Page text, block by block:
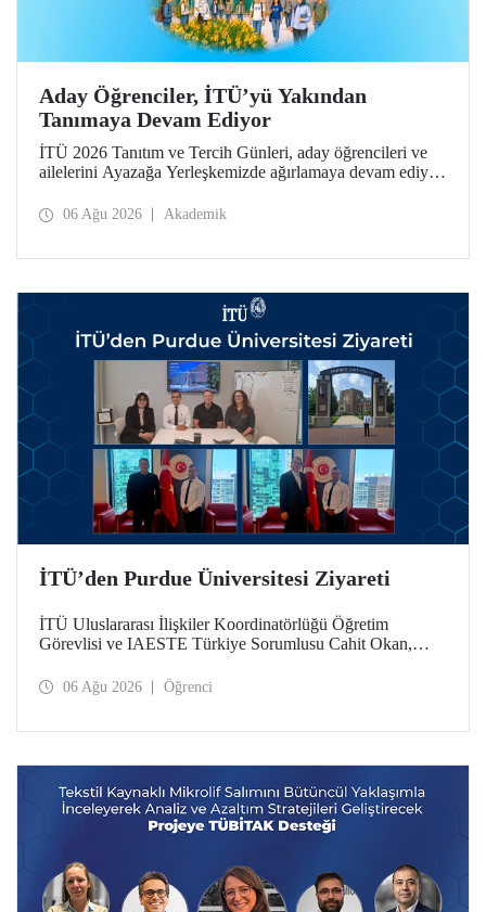
Aday Öğrenciler, İTÜ’yü Yakından
Tanımaya Devam Ediyor
İTÜ 2026 Tanıtım ve Tercih Günleri, aday öğrencileri ve
ailelerini Ayazağa Yerleşkemizde ağırlamaya devam ediyor.
ilgili fakülte ve birimler adaylara bilgi vermeye devam
06 Ağu 2026 Akademik
İTÜ’den Purdue Üniversitesi Ziyareti
İTÜ Uluslararası İlişkiler Koordinatörlüğü Öğretim
Görevlisi ve IAESTE Türkiye Sorumlusu Cahit Okan,
Temmuz tarihlerinde ABD’de dünyanın önde gelen
06 Ağu 2026 Öğrenci